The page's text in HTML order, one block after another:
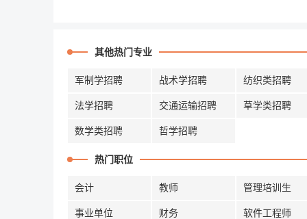
其他热门专业
军制学招聘 战术学招聘 纺织类招聘
法学招聘 交通运输招聘 草学类招聘
数学类招聘 哲学招聘
热门职位
会计 教师 管理培训生
事业单位 财务 软件工程师